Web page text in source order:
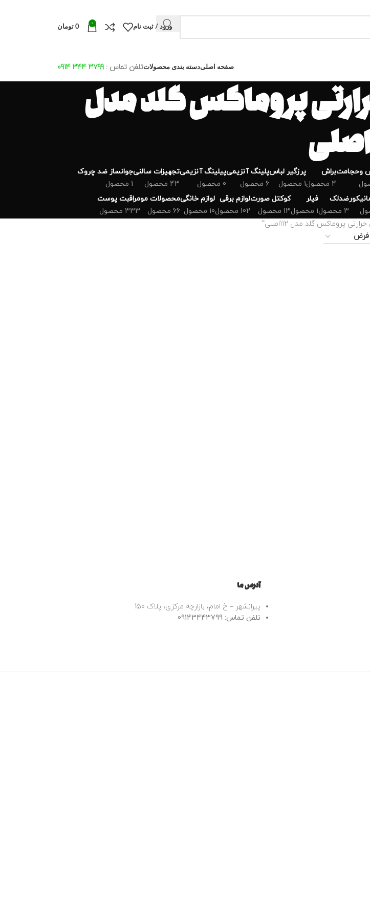
ورود / ثبت نام
0
0 تومان
صفحه اصلیدسته بندی محصولاتتلفن تماس : 3799 344 0914
پروماکس گلد مدل
وحجامتبراش
4 محصول
پرزگیر لباس
1 محصول
پلینگ آنزیمی
6 محصول
پیلینگ آنزیمی
0 محصول
تجهیزات سالنی
43 محصول
جوانساز ضد چروک
1 محصول
ضدلک
3 محصول
فیلر
1 محصول
کوکتل صورت
13 محصول
لوازم برقی
102 محصول
لوازم خانگی
10 محصول
محصولات مو
66 محصول
مراقبت پوست
333 محصول
گلد مدل 112اصلی”
آدرس ما
پیرانشهر – خ امام، بازارچه مرکزی، پلاک 150
تلفن تماس: 09143443799